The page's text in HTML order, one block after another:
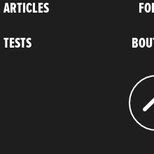
ARTICLES
TESTS